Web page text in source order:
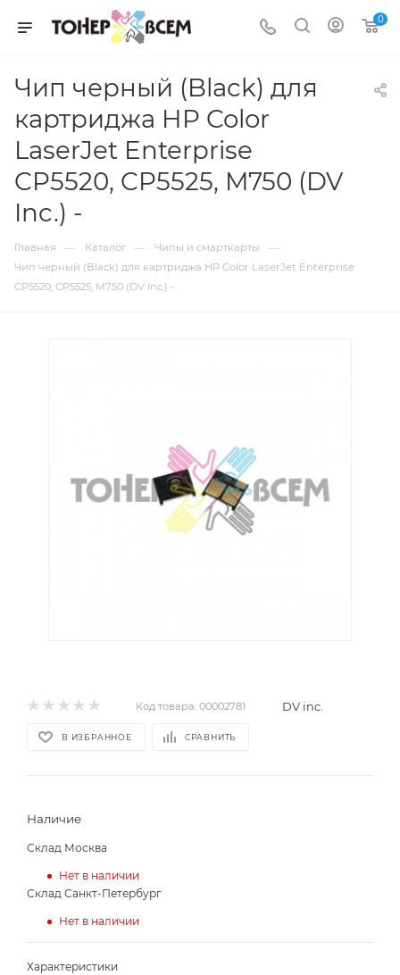
0
Чип черный (Black) для
картриджа HP Color
LaserJet Enterprise
CP5520, CP5525, M750 (DV
Inc.) -
Главная — Каталог — Чипы и смарткарты —
Чип черный (Black) для картриджа HP Color LaserJet Enterprise
CP5520, CP5525, M750 (DV Inc.) -
Код товара: 00002781 DV inc.
В ИЗБРАННОЕ СРАВНИТЬ
Наличие
Склад Москва
Нет в наличии
Склад Санкт-Петербург
Нет в наличии
Характеристики